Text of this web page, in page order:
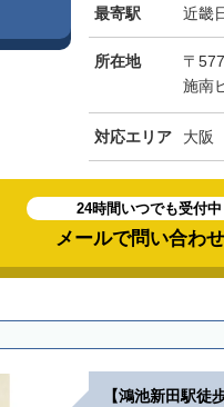
最寄駅 近畿
所在地
〒
施南
対応エリア 大阪
24時間いつでも受付中
メールで問い合わ
【鴻池新田駅徒